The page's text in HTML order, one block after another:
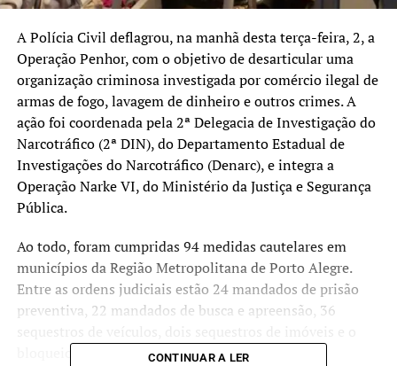
A Polícia Civil deflagrou, na manhã desta terça-feira, 2, a
Operação Penhor, com o objetivo de desarticular uma
organização criminosa investigada por comércio ilegal de
armas de fogo, lavagem de dinheiro e outros crimes. A
ação foi coordenada pela 2ª Delegacia de Investigação do
Narcotráfico (2ª DIN), do Departamento Estadual de
Investigações do Narcotráfico (Denarc), e integra a
Operação Narke VI, do Ministério da Justiça e Segurança
Pública.
Ao todo, foram cumpridas 94 medidas cautelares em
municípios da Região Metropolitana de Porto Alegre.
Entre as ordens judiciais estão 24 mandados de prisão
preventiva, 22 mandados de busca e apreensão, 36
bloqueio de dez contas bancárias.
CONTINUAR A LER